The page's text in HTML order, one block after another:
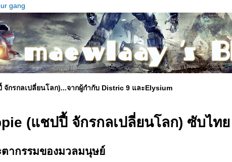
gang
กรกลเปลี่ยนโลก)...จากผู้กำกับ Distric 9 และElysium
(แชปปี้ จักรกลเปลี่ยนโลก) ซับไท
ากรรมของมวลมนุษย์